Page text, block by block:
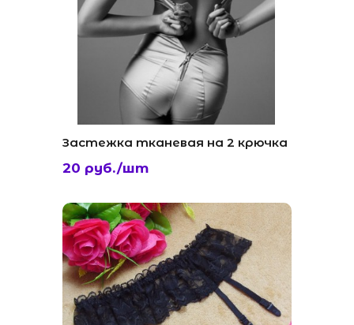
Застежка тканевая на 2 крючка
20 руб./шт